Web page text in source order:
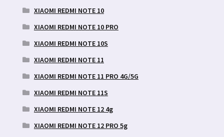
XIAOMI REDMI NOTE 10
XIAOMI REDMI NOTE 10 PRO
XIAOMI REDMI NOTE 10S
XIAOMI REDMI NOTE 11
XIAOMI REDMI NOTE 11 PRO 4G/5G
XIAOMI REDMI NOTE 11S
XIAOMI REDMI NOTE 12 4g
XIAOMI REDMI NOTE 12 PRO 5g